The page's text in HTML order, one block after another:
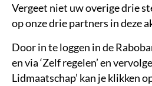
Vergeet niet uw overige drie
op onze drie partners in deze
Door in te loggen in de
en via ‘Zelf regelen’ en
Lidmaatschap’ kan je klikken